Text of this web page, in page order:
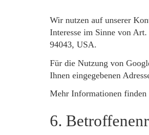
Wir nutzen auf unserer
Interesse im Sinne von
94043, USA.
Für die Nutzung von
Ihnen eingegebenen
Mehr Informationen finden
6.